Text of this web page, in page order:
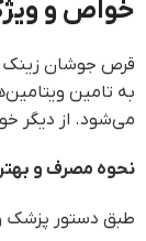
خواص و
قرص جوشان زینک
می‌شود. از دیگر
نحوه مصرف و
طبق دستور پزشک